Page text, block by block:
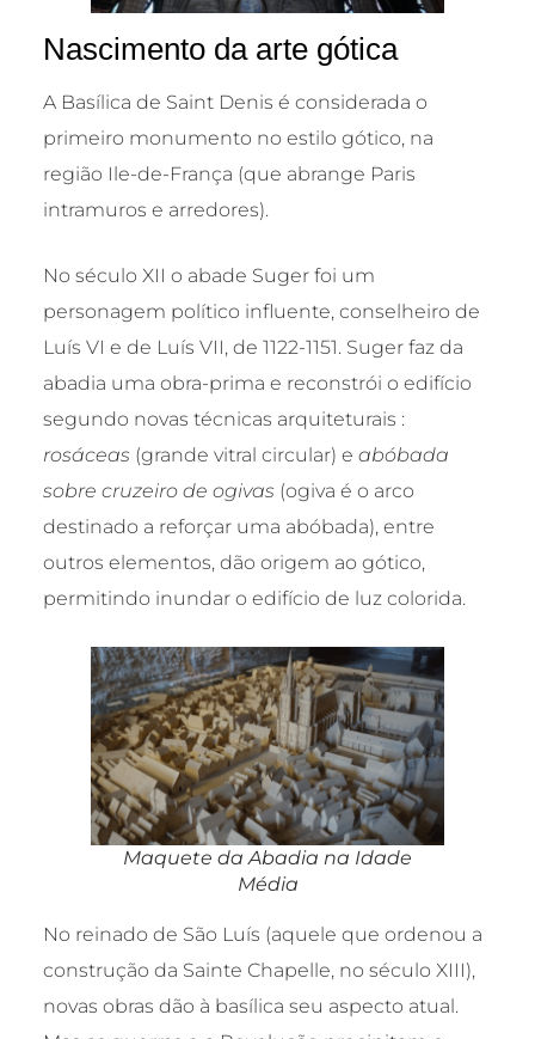
Nascimento da arte gótica
A Basílica de Saint Denis é considerada o
primeiro monumento no estilo gótico, na
região Ile-de-França (que abrange Paris
intramuros e arredores).
No século XII o abade Suger foi um
personagem político influente, conselheiro de
Luís VI e de Luís VII, de 1122-1151. Suger faz da
abadia uma obra-prima e reconstrói o edifício
segundo novas técnicas arquiteturais :
rosáceas (grande vitral circular) e abóbada
sobre cruzeiro de ogivas (ogiva é o arco
destinado a reforçar uma abóbada), entre
outros elementos, dão origem ao gótico,
permitindo inundar o edifício de luz colorida.
Maquete da Abadia na Idade
Média
No reinado de São Luís (aquele que ordenou a
construção da Sainte Chapelle, no século XIII),
novas obras dão à basílica seu aspecto atual.